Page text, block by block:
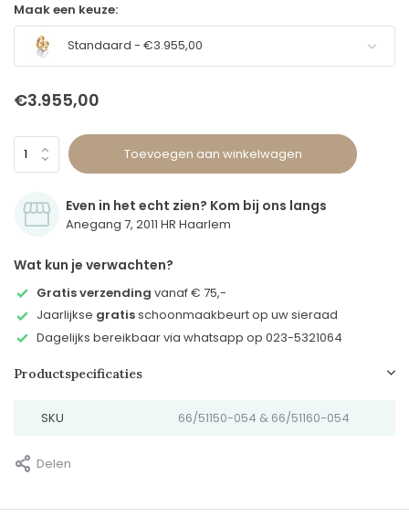
Maak een keuze:
Standaard - €3.955,00
€3.955,00
Toevoegen aan winkelwagen
Even in het echt zien? Kom bij ons langs
Anegang 7, 2011 HR Haarlem
Wat kun je verwachten?
Gratis verzending vanaf € 75,-
Jaarlijkse gratisschoonmaakbeurt op uw sieraad
Dagelijks bereikbaar via whatsapp op 023-5321064
Productspecificaties
SKU 66/51150-054 & 66/51160-054
Delen